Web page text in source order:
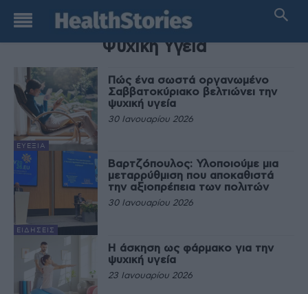
TAG
Ψυχική Υγεία
ΕΥΕΞΊΑ
Πώς ένα σωστά οργανωμένο
Σαββατοκύριακο βελτιώνει την
ψυχική υγεία
30 Ιανουαρίου 2026
ΕΙΔΉΣΕΙΣ
Βαρτζόπουλος: Υλοποιούμε μια
μεταρρύθμιση που αποκαθιστά
την αξιοπρέπεια των πολιτών
30 Ιανουαρίου 2026
Η άσκηση ως φάρμακο για την
ψυχική υγεία
23 Ιανουαρίου 2026